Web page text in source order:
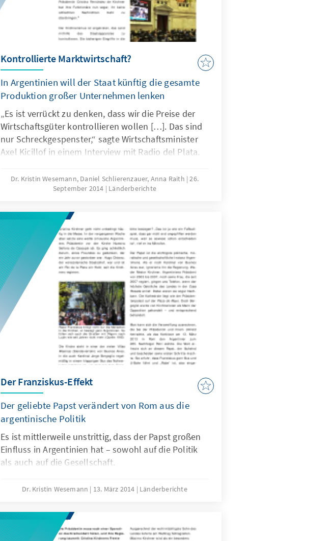
Kontrollierte Marktwirtschaft?
In Argentinien will der Staat künftig die gesamte
Produktion großer Unternehmen lenken
„Es ist verrückt zu denken, dass wir die Preise der
Wirtschaftsgüter kontrollieren wollen […]. Das sind
nur Schreckgespenster,“ sagte Wirtschaftsminister
Axel Kicillof in einem Interview mit Radio del Plata.
ziemlich echt.
Dr. Kristin Wesemann, Daniel Schlierenzauer, Anna Raith 26.
September 2014
Länderberichte
Der Franziskus-Effekt
Der geliebte Papst verändert von Rom aus die
argentinische Politik
Es ist mittlerweile unstrittig, dass der Papst großen
Einfluss in Argentinien hat – sowohl auf die Politik
als auch auf die Gesellschaft.
Dr. Kristin Wesemann 13. März 2014 Länderberichte